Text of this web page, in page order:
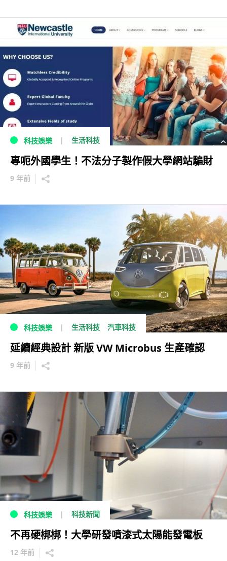
科技娛樂 生活科技
專呃外國學生！不法分子製作假大學網站騙財
9 年前
科技娛樂 生活科技 汽車科技
延續經典設計 新版 VW Microbus 生產確認
9 年前
科技娛樂 科技新聞
不再硬梆梆！大學研發噴漆式太陽能發電板
12 年前